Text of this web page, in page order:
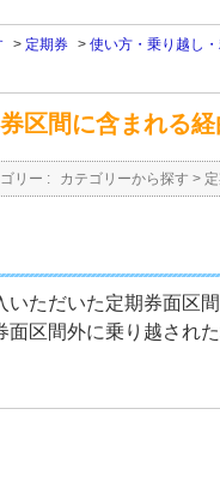
> 定期券 > 使い方・乗り越し
区間に含まれる
リー : カテゴリーから探す >
いただいた定期券面区
面区間外に乗り越され